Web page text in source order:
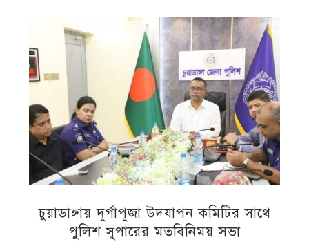
চুয়াডাঙ্গায় দূর্গাপূজা উদযাপন কমিটির সাথে
পুলিশ সুপারের মতবিনিময় সভা